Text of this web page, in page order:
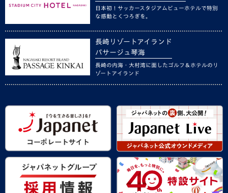
日本初！サッカースタジアムビューホテルで特別
な感動とくつろぎを。
長崎リゾートアイランド
パサージュ琴海
長崎の内海・大村湾に面したゴルフ＆ホテルのリ
ゾートアイランド